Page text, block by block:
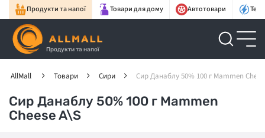
Продукти та напої Товари для дому Автотовари
Продукти та напої
AllMall Товари Сири Сир Данаблу 50% 100 г Mammen
Сир Данаблу 50% 100 г Mammen
Cheese A\S